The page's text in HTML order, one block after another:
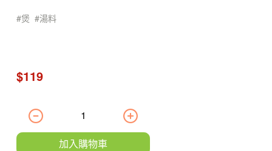
煲 湯料
$119
加入購物車